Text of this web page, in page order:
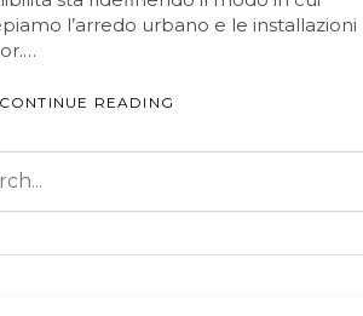
l’arredo urbano e le installazioni
CONTINUE READING